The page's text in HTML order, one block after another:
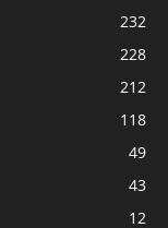
232
228
212
118
49
43
12